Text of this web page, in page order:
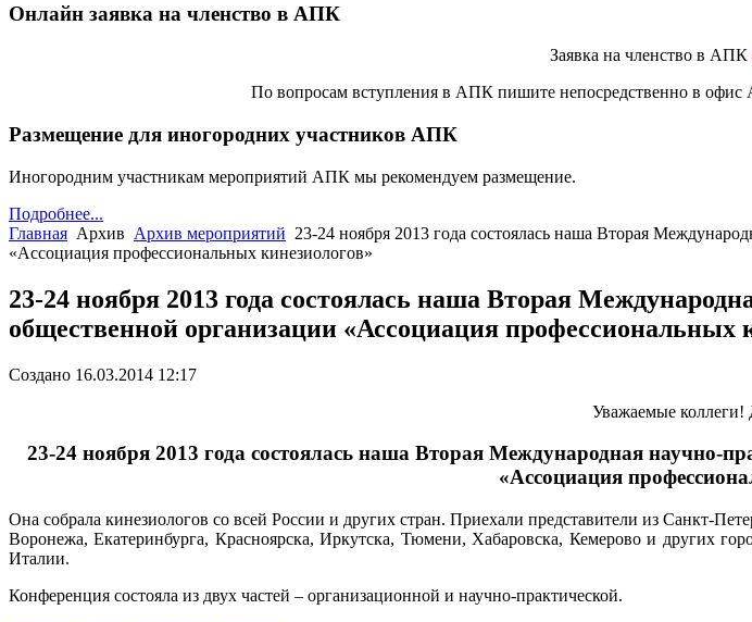
Онлайн заявка на членство в АПК
Заявка на членство в АПК
По вопросам вступления в АПК пишите непосредственно в
Размещение для иногородних участников АПК
Иногородним участникам мероприятий АПК мы рекомендуем размещение.
Подробнее...
Главная Архив Архив мероприятий 23-24 ноября 2013 года состоялась наша Вторая
«Ассоциация профессиональных кинезиологов»
23-24 ноября 2013 года состоялась наша Вторая
общественной организации «Ассоциация профессиональных
Создано 16.03.2014 12:17
Уважаемые коллеги!
23-24 ноября 2013 года состоялась наша Вторая Международная научно-
«Ассоциация
Она собрала кинезиологов со всей России и других стран. Приехали представители из Санкт-
Воронежа, Екатеринбурга, Красноярска, Иркутска, Тюмени, Хабаровска, Кемерово и других
Италии.
Конференция состояла из двух частей – организационной и научно-практической.